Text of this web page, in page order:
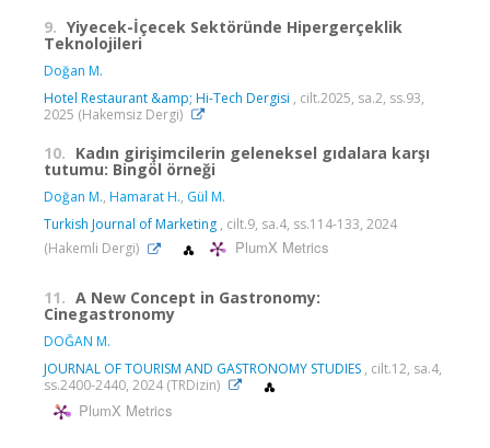
9. Yiyecek-İçecek Sektöründe Hipergerçeklik
Teknolojileri
Doğan M.
Hotel Restaurant &amp; Hi-Tech Dergisi , cilt.2025, sa.2, ss.93,
2025 (Hakemsiz Dergi)
10. Kadın girişimcilerin geleneksel gıdalara karşı
tutumu: Bingöl örneği
Doğan M., Hamarat H., Gül M.
Turkish Journal of Marketing , cilt.9, sa.4, ss.114-133, 2024
(Hakemli Dergi)
PlumX Metrics
11. A New Concept in Gastronomy:
Cinegastronomy
DOĞAN M.
JOURNAL OF TOURISM AND GASTRONOMY STUDIES , cilt.12, sa.4,
ss.2400-2440, 2024 (TRDizin)
PlumX Metrics